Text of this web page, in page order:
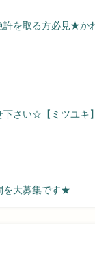
許を取る方必見★か
下さい☆【ミツユキ】
を大募集です★